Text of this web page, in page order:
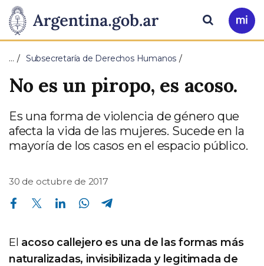
Presidencia
de
la
Pasar al contenido principal
Ir
a
Buscar
… Subsecretaría de Derechos Humanos
No es un piropo, es acoso.
Es una forma de violencia de género que
afecta la vida de las mujeres. Sucede en la
mayoría de los casos en el espacio público.
30 de octubre de 2017
Compartir en Facebook Compartir en Twitter Compartir en Linkedin Compartir en Whatsapp
El acoso callejero es una de las formas más
naturalizadas, invisibilizada y legitimada de